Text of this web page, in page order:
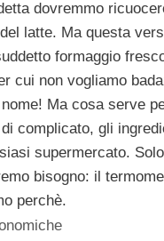
dovremmo
latte. Ma questa
formaggio
cui non vogliamo
Ma cosa serve
complicato, gli
supermercato.
bisogno: il
perchè.